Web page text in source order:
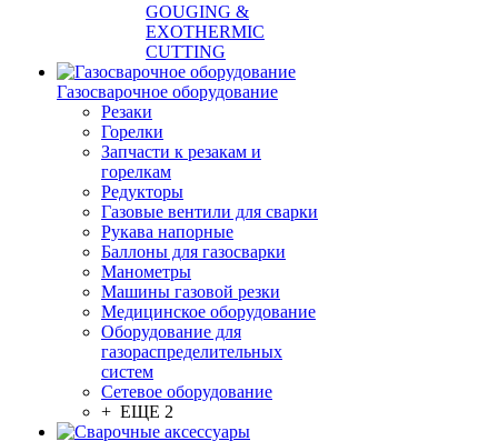
GOUGING &
EXOTHERMIC
CUTTING
Газосварочное оборудование
Резаки
Горелки
Запчасти к резакам и
горелкам
Редукторы
Газовые вентили для сварки
Рукава напорные
Баллоны для газосварки
Манометры
Машины газовой резки
Медицинское оборудование
Оборудование для
газораспределительных
систем
Сетевое оборудование
+ ЕЩЕ 2